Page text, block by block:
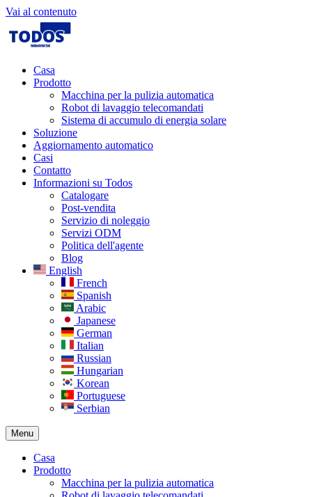
Vai al contenuto
Casa
Prodotto
Macchina per la pulizia automatica
Robot di lavaggio telecomandati
Sistema di accumulo di energia solare
Soluzione
Aggiornamento automatico
Casi
Contatto
Informazioni su Todos
Catalogare
Post-vendita
Servizio di noleggio
Servizi ODM
Politica dell'agente
Blog
English
French
Spanish
Arabic
Japanese
German
Italian
Russian
Hungarian
Korean
Portuguese
Serbian
Menu
Casa
Prodotto
Macchina per la pulizia automatica